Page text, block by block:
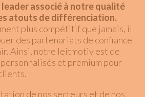
associé à notre qualité
atouts de différenciation.
plus compétitif que jamais, il
des partenariats de confiance
Ainsi, notre leitmotiv est de
et premium pour
de nos secteurs et de nos